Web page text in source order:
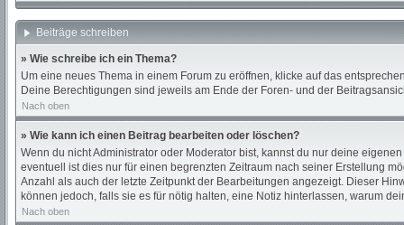
Beiträge schreiben
» Wie schreibe ich ein Thema?
Um eine neues Thema in einem Forum zu eröffnen, klicke auf das
Deine Berechtigungen sind jeweils am Ende der Foren- und der
Nach oben
» Wie kann ich einen Beitrag bearbeiten oder löschen?
Wenn du nicht Administrator oder Moderator bist, kannst du nur deine
eventuell ist dies nur für einen begrenzten Zeitraum nach seiner Erstellung
Anzahl als auch der letzte Zeitpunkt der Bearbeitungen angezeigt. Dieser
können jedoch, falls sie es für nötig halten, eine Notiz hinterlassen, warum
Nach oben